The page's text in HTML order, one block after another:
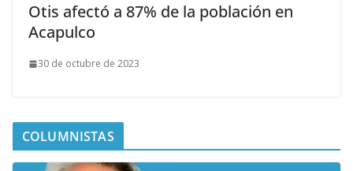
Otis afectó a 87% de la población en
Acapulco
30 de octubre de 2023
COLUMNISTAS